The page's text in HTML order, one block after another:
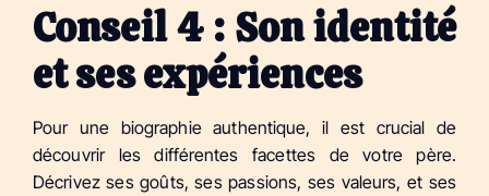
Conseil 4 : Son identité
et ses expériences
Pour une biographie authentique, il est crucial de
découvrir les différentes facettes de votre père.
Décrivez ses goûts, ses passions, ses valeurs, et ses